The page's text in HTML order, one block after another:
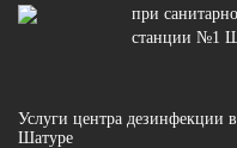
при
станции №1
Услуги центра дезинфекции в
Шатуре